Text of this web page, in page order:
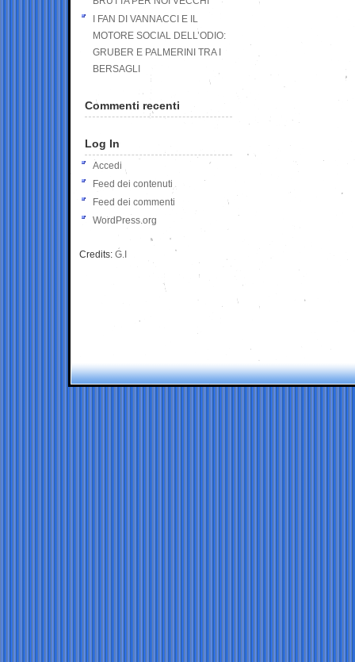
I FAN DI VANNACCI E IL
MOTORE SOCIAL DELL’ODIO:
GRUBER E PALMERINI TRA I
BERSAGLI
Commenti recenti
Log In
Accedi
Feed dei contenuti
Feed dei commenti
WordPress.org
Credits: G.I